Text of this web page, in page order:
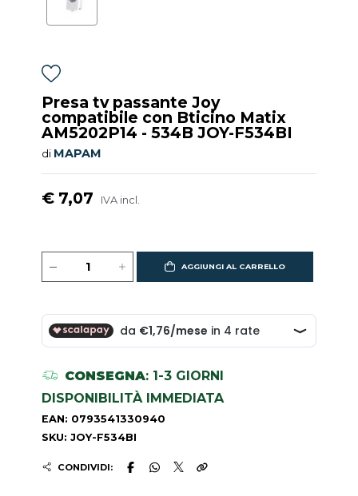
Presa tv passante Joy
compatibile con Bticino Matix
AM5202P14 - 534B JOY-F534BI
di MAPAM
€ 7,07 IVA incl.
AGGIUNGI AL CARRELLO
CONSEGNA: 1-3 GIORNI
DISPONIBILITÀ IMMEDIATA
EAN: 0793541330940
SKU: JOY-F534BI
CONDIVIDI: